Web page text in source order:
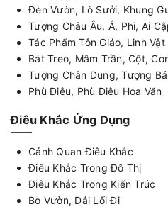
Đèn Vườn, Lò Sưởi, Khung
Tượng Châu Âu, Á, Phi, Ai
Tác Phẩm Tôn Giáo, Linh Vật
Bát Treo, Mâm Trần, Cột,
Tượng Chân Dung, Tượng
Phù Điêu, Phù Điêu Hoa Văn
Điêu Khắc Ứng Dụng
Cảnh Quan Điêu Khắc
Điêu Khắc Trong Đô Thị
Điêu Khắc Trong Kiến Trúc
Bo Vườn, Dải Lối Đi